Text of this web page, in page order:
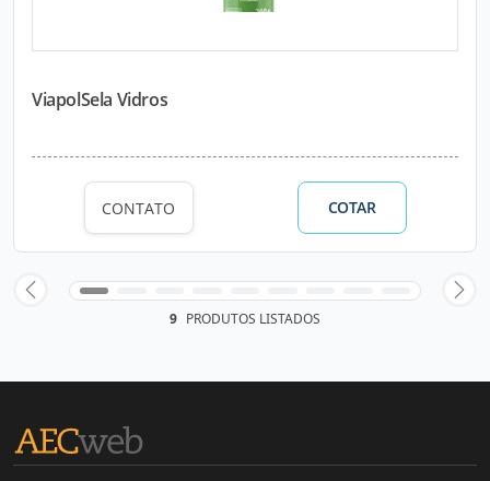
ViapolSela Vidros
CONTATO COTAR
9 PRODUTOS LISTADOS